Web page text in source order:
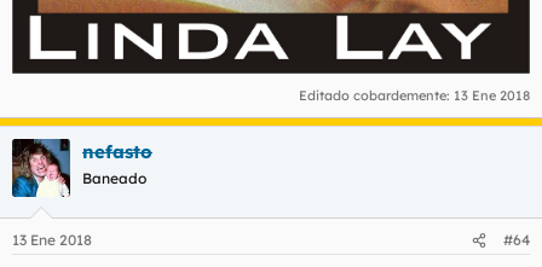
Editado cobardemente: 13 Ene 2018
nefasto
Baneado
13 Ene 2018 #64